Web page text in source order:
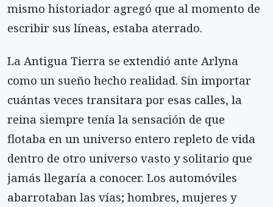
mismo historiador agregó que al momento de
escribir sus líneas, estaba aterrado.
La Antigua Tierra se extendió ante Arlyna
como un sueño hecho realidad. Sin importar
cuántas veces transitara por esas calles, la
reina siempre tenía la sensación de que
flotaba en un universo entero repleto de vida
dentro de otro universo vasto y solitario que
jamás llegaría a conocer. Los automóviles
abarrotaban las vías; hombres, mujeres y